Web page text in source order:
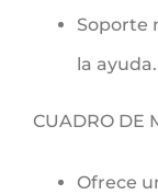
Soporte
la ayuda.
CUADRO DE
Ofrece